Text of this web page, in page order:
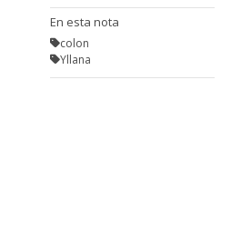
En esta nota
colon
Yllana